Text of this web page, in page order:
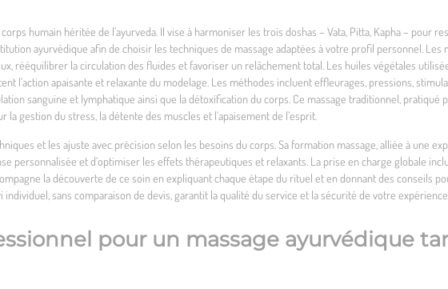
humain héritée de l’ayurveda. Il vise à harmoniser les trois doshas – Vata, Pitta, Kapha – pour
ayurvédique afin de choisir les techniques de massage adaptées à votre profil personnel. Les
rééquilibrer la circulation des fluides et favoriser un relâchement total. Les huiles végétales
l’action apaisante et relaxante du modelage. Les méthodes incluent effleurages, pressions,
sanguine et lymphatique ainsi que la détoxification du corps. Ce massage traditionnel, pratiqué
gestion du stress, la détente des muscles et l’apaisement de l’esprit.
et les ajuste avec précision selon les besoins du corps. Sa formation massage, alliée à une
personnalisée et d’optimiser les effets thérapeutiques et relaxants. La prise en charge globale
la découverte de ce soin en expliquant chaque étape du rituel et en donnant des conseils
sans comparaison de devis, garantit la qualité du service et la sécurité de votre
pour un massage ayurvédique